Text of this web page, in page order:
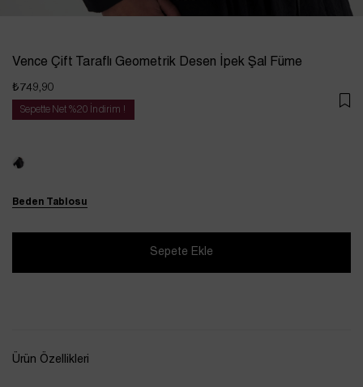
Vence Çift Taraflı Geometrik Desen İpek Şal Füme
₺749,90
Sepette Net %20 İndirim !
Beden Tablosu
Ürün Özellikleri